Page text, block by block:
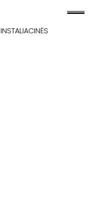
INSTALIACINĖS